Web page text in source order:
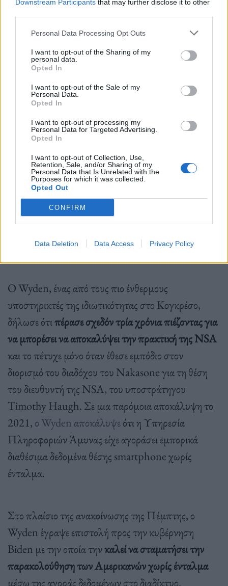
Downstream Participants that may further disclose it to other
Personal Data Processing Opt Outs
I want to opt-out of the Sharing of my
personal data.
Opted In
I want to opt-out of the Sale of my
Personal Data.
Opted In
I want to opt-out of processing my
Personal Data for Targeted Advertising.
Opted In
I want to opt-out of Collection, Use,
Retention, Sale, and/or Sharing of my
Personal Data that Is Unrelated with the
Purposes for which it was collected.
Opted Out
CONFIRM
Data Deletion Data Access Privacy Policy
οποίους το antivirus σας μπορεί να εντοπίσει
κακόβουλο λογισμικό και είναι ένας από τους λόγους
για τους οποίους η τράπεζά σας μπορεί να εντοπίσει
απάτες με πιστωτικές κάρτες πριν από εσάς»,
Ο Wyden, ένας από τους πιο ένθερμους
υποστηρικτές της ιδιωτικότητας στο Κογκρέσο,
δήλωσε ότιπέρασε σχεδόν τρία χρόνια πιέζοντας για
να μπορέσει να αποκαλύψει την πρακτική της NSA
και το πέτυχε μόνο όταν έθεσε εμπόδιο στον
διορισμό του διαδόχου του Nakasone για τη θέση
του διευθυντή της NSA, του υποστράτηγου
Timothy Haugh. Σε μια παρόμοια αποκάλυψη το
2021, ο Wyden αποκάλυψεότι η Υπηρεσία
Πληροφοριών Άμυνας είχε αγοράσει εμπορικά
διαθέσιμα δεδομένα θέσης smartphone χωρίς
ένταλμα.
Στο πλαίσιο της ανακοίνωσης της Πέμπτης, ο
Wyden έγραψε επιστολή προς την κυβέρνηση
Biden με την οποία τηνκαλεί να σταματήσει την
παρακολούθηση των Αμερικανών χωρίς ένταλμα
μέσω της αγοράς δεδομένων στο διαδίκτυο.